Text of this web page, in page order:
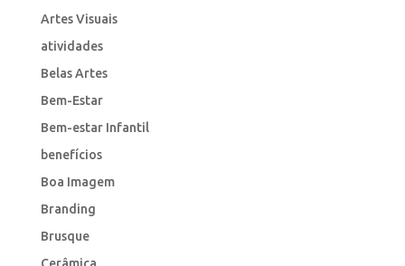
Artes Visuais
atividades
Belas Artes
Bem-Estar
Bem-estar Infantil
benefícios
Boa Imagem
Branding
Brusque